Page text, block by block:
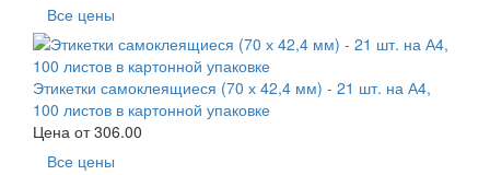
Все цены
Этикетки самоклеящиеся (70 х 42,4 мм) - 21 шт. на А4,
100 листов в картонной упаковке
Цена от306.00
Все цены